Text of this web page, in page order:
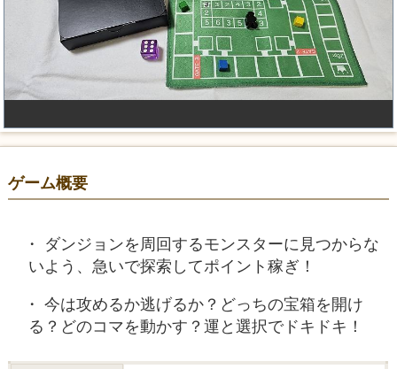
ゲーム概要
ダンジョンを周回するモンスターに見つからな
いよう、急いで探索してポイント稼ぎ！
今は攻めるか逃げるか？どっちの宝箱を開け
る？どのコマを動かす？運と選択でドキドキ！